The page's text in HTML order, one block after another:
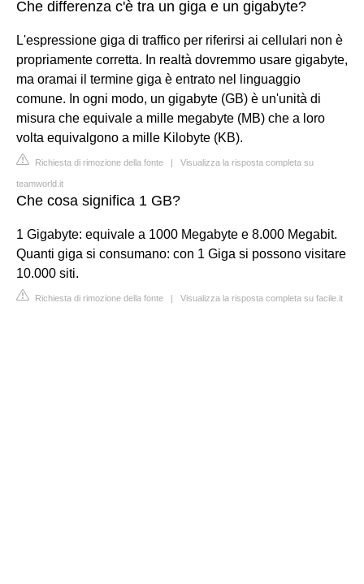
Che differenza c'è tra un giga e un gigabyte?
L'espressione giga di traffico per riferirsi ai cellulari non è
propriamente corretta. In realtà dovremmo usare gigabyte,
ma oramai il termine giga è entrato nel linguaggio
comune. In ogni modo, un gigabyte (GB) è un'unità di
misura che equivale a mille megabyte (MB) che a loro
volta equivalgono a mille Kilobyte (KB).
Richiesta di rimozione della fonte | Visualizza la risposta completa su
teamworld.it
Che cosa significa 1 GB?
1 Gigabyte: equivale a 1000 Megabyte e 8.000 Megabit.
Quanti giga si consumano: con 1 Giga si possono visitare
10.000 siti.
Richiesta di rimozione della fonte | Visualizza la risposta completa su facile.it